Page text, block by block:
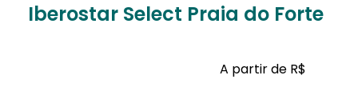
Iberostar Select Praia do Forte
A partir de R$